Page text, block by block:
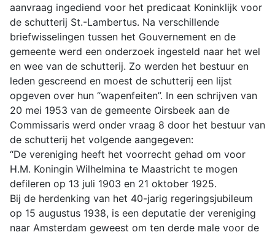
aanvraag ingediend voor het predicaat Koninklijk voor
de schutterij St.-Lambertus. Na verschillende
briefwisselingen tussen het Gouvernement en de
gemeente werd een onderzoek ingesteld naar het wel
en wee van de schutterij. Zo werden het bestuur en
leden gescreend en moest de schutterij een lijst
opgeven over hun “wapenfeiten”. In een schrijven van
20 mei 1953 van de gemeente Oirsbeek aan de
Commissaris werd onder vraag 8 door het bestuur van
de schutterij het volgende aangegeven:
“De vereniging heeft het voorrecht gehad om voor
H.M. Koningin Wilhelmina te Maastricht te mogen
defileren op 13 juli 1903 en 21 oktober 1925.
Bij de herdenking van het 40-jarig regeringsjubileum
op 15 augustus 1938, is een deputatie der vereniging
naar Amsterdam geweest om ten derde male voor de